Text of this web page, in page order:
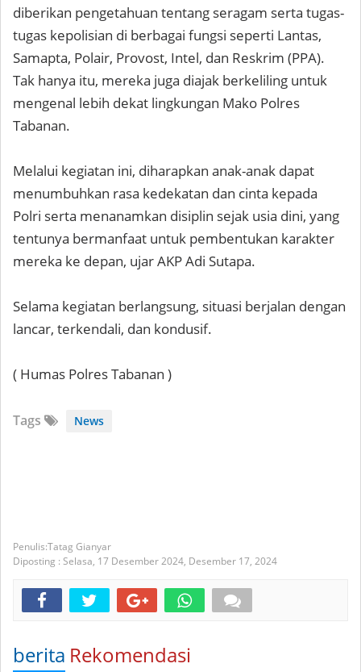
diberikan pengetahuan tentang seragam serta tugas-
tugas kepolisian di berbagai fungsi seperti Lantas,
Samapta, Polair, Provost, Intel, dan Reskrim (PPA).
Tak hanya itu, mereka juga diajak berkeliling untuk
mengenal lebih dekat lingkungan Mako Polres
Tabanan.
Melalui kegiatan ini, diharapkan anak-anak dapat
menumbuhkan rasa kedekatan dan cinta kepada
Polri serta menanamkan disiplin sejak usia dini, yang
tentunya bermanfaat untuk pembentukan karakter
mereka ke depan, ujar AKP Adi Sutapa.
Selama kegiatan berlangsung, situasi berjalan dengan
lancar, terkendali, dan kondusif.
( Humas Polres Tabanan )
Tags News
Tatag Gianyar
Diposting : Selasa, 17 Desember 2024, Desember 17, 2024
berita Rekomendasi